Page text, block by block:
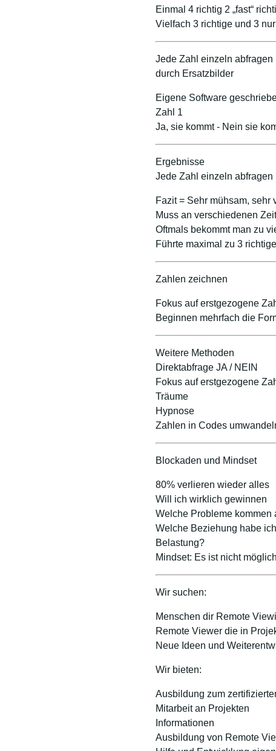
Einmal 4 richtig 2 „fast“
Vielfach 3 richtige und 3
Jede Zahl einzeln abfragen
durch Ersatzbilder
Eigene Software
Zahl 1
Ja, sie kommt - Nein sie
Ergebnisse
Jede Zahl einzeln abfragen
Fazit = Sehr mühsam, sehr
Muss an verschiedenen
Oftmals bekommt man zu
Führte maximal zu 3
Zahlen zeichnen
Fokus auf erstgezogene
Beginnen mehrfach die
Weitere Methoden
Direktabfrage JA / NEIN
Fokus auf erstgezogene
Träume
Hypnose
Zahlen in Codes
Blockaden und Mindset
80% verlieren wieder alles
Will ich wirklich gewinnen
Welche Probleme kommen
Welche Beziehung habe
Belastung?
Mindset: Es ist nicht
Wir suchen:
Menschen dir Remote
Remote Viewer die in
Neue Ideen und
Wir bieten:
Ausbildung zum
Mitarbeit an Projekten
Informationen
Ausbildung von Remote